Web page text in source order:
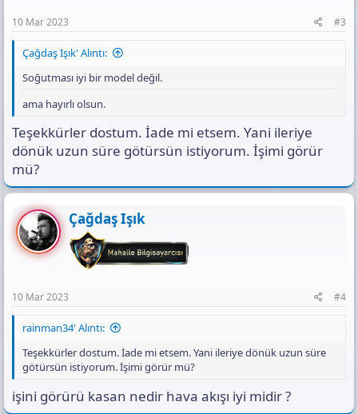
10 Mar 2023 #3
Çağdaş Işık' Alıntı:
Soğutması iyi bir model değil.
ama hayırlı olsun.
Teşekkürler dostum. İade mi etsem. Yani ileriye
dönük uzun süre götürsün istiyorum. İşimi görür
mü?
Çağdaş Işık
10 Mar 2023 #4
rainman34' Alıntı:
Teşekkürler dostum. İade mi etsem. Yani ileriye dönük uzun süre
götürsün istiyorum. İşimi görür mü?
işini görürü kasan nedir hava akışı iyi midir ?